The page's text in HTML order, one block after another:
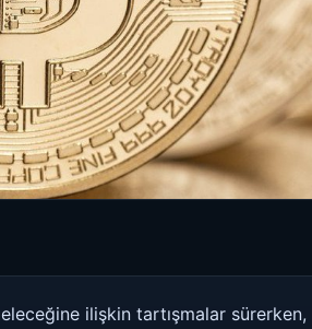
ilişkin tartışmalar sürerken,